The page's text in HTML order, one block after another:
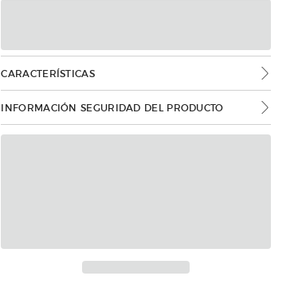
CARACTERÍSTICAS
INFORMACIÓN SEGURIDAD DEL PRODUCTO